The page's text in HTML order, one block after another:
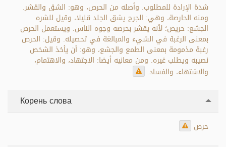
شدة الإرادة للمطلوب. وأصله من الحرص، وهو: الشق والقشر.
ومنه الحارصة، وهي: الجرح يشق الجلد قليلا، وقيل للشره
الجشع: حريص؛ لأنه يقشر بحرصه وجوه الناس. ويستعمل الحرص
بمعنى الرغبة في الشيء والمبالغة في تحصيله. وقيل: الحرص
رغبة مذمومة بمعنى الطمع والجشع، وهو: أن يأخذ الشخص
نصيبه ويطلب غيره. ومن معانيه أيضا: الاجتهاد، والاهتمام،
والاشتهاء، والفساد.
Корень слова
حرص